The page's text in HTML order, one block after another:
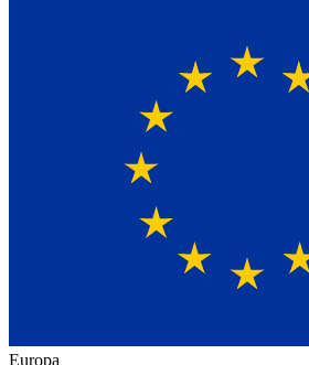
Europa